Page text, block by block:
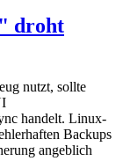
droht
nutzt, sollte
handelt. Linux-
Backups
angeblich